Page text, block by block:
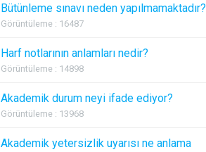
Bütünleme sınavı neden yapılmamaktadır?
Görüntüleme : 16487
Harf notlarının anlamları nedir?
Görüntüleme : 14898
Akademik durum neyi ifade ediyor?
Görüntüleme : 13968
Akademik yetersizlik uyarısı ne anlama